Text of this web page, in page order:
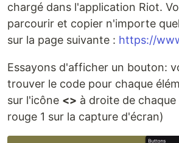
chargé dans l'application Riot.
parcourir et copier n'importe
sur la page suivante : https://
Essayons d'afficher un bouton:
trouver le code pour chaque
sur l'icône <> à droite de
rouge 1 sur la capture d'écran)